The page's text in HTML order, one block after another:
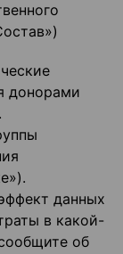
донорами
данных
в какой-
об